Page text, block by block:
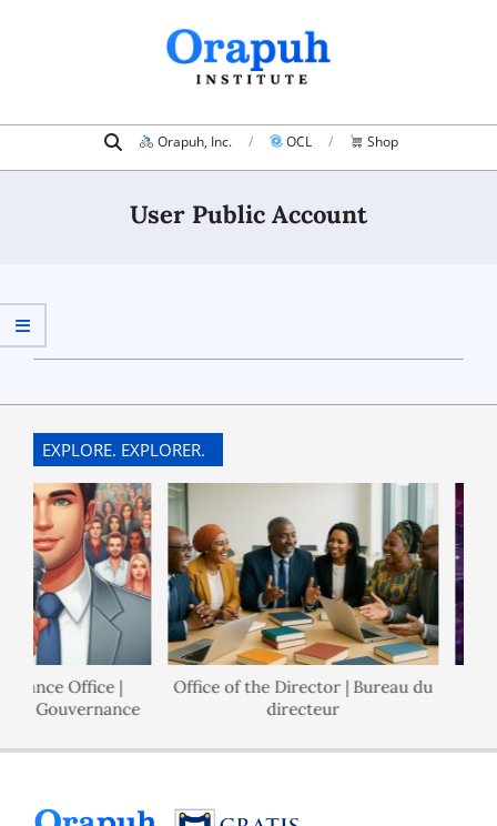
Navigation
Search Orapuh, Inc. OCL Shop
User Public Account
07-
10
EXPLORE. EXPLORER.
Office |
de Gouvernance
Office of the Director | Bureau du
directeur